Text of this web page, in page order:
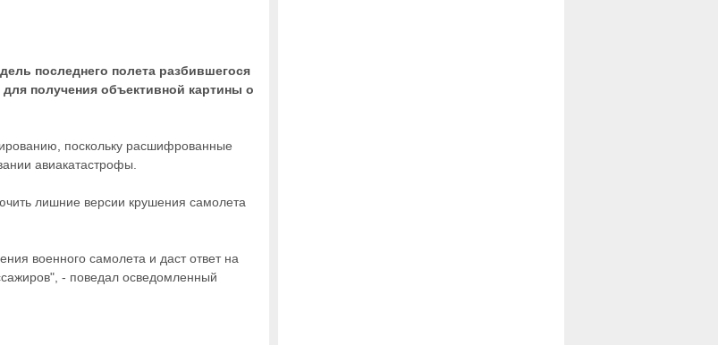
последнего полета разбившегося
получения объективной картины о
поскольку расшифрованные
авиакатастрофы.
лишние версии крушения самолета
военного самолета и даст ответ на
- поведал осведомленный